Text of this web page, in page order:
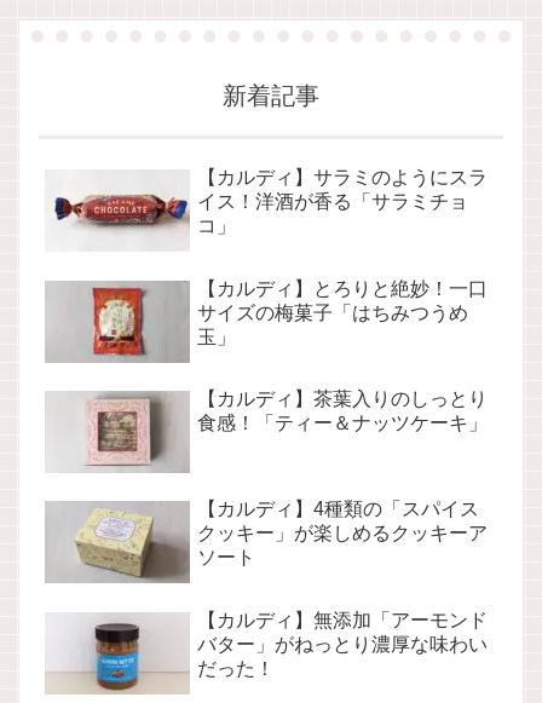
新着記事
【カルディ】サラミのようにスラ
イス！洋酒が香る「サラミチョ
コ」
【カルディ】とろりと絶妙！一口
サイズの梅菓子「はちみつうめ
玉」
【カルディ】茶葉入りのしっとり
食感！「ティー＆ナッツケーキ」
【カルディ】4種類の「スパイス
クッキー」が楽しめるクッキーア
ソート
【カルディ】無添加「アーモンド
バター」がねっとり濃厚な味わい
だった！